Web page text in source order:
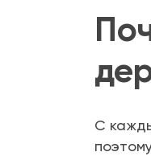
С